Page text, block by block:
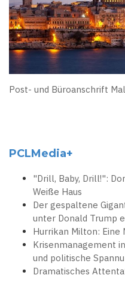
Post- und Büroanschrift
PCLMedia+
"Drill, Baby, Drill!":
Weiße Haus
Der gespaltene
unter Donald Trump
Hurrikan Milton:
Krisenmanagement
und politische
Dramatisches